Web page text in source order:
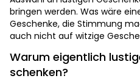
bringen werden. Was wäre
Geschenke, die Stimmung
auch nicht auf witzige
Warum eigentlich
schenken?